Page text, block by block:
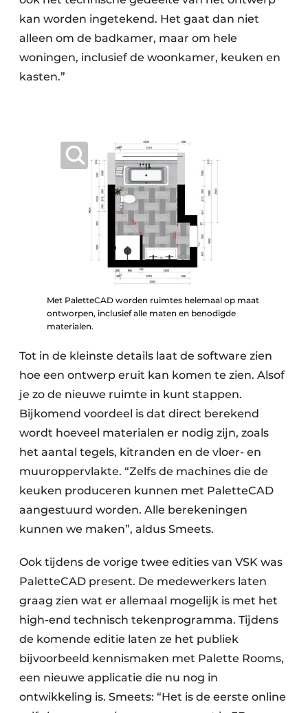
kan worden ingetekend. Het gaat dan niet
alleen om de badkamer, maar om hele
woningen, inclusief de woonkamer, keuken en
kasten.”
Met PaletteCAD worden ruimtes helemaal op maat
ontworpen, inclusief alle maten en benodigde
materialen.
Tot in de kleinste details laat de software zien
hoe een ontwerp eruit kan komen te zien. Alsof
je zo de nieuwe ruimte in kunt stappen.
Bijkomend voordeel is dat direct berekend
wordt hoeveel materialen er nodig zijn, zoals
het aantal tegels, kitranden en de vloer- en
muuroppervlakte. “Zelfs de machines die de
keuken produceren kunnen met PaletteCAD
aangestuurd worden. Alle berekeningen
kunnen we maken”, aldus Smeets.
Ook tijdens de vorige twee edities van VSK was
PaletteCAD present. De medewerkers laten
graag zien wat er allemaal mogelijk is met het
high-end technisch tekenprogramma. Tijdens
de komende editie laten ze het publiek
bijvoorbeeld kennismaken met Palette Rooms,
een nieuwe applicatie die nu nog in
ontwikkeling is. Smeets: “Het is de eerste online